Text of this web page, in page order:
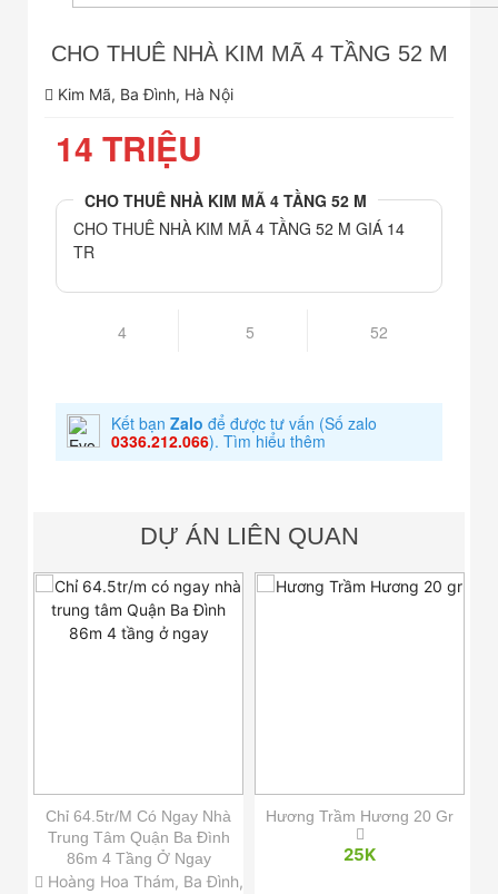
CHO THUÊ NHÀ KIM MÃ 4 TẦNG 52 M
Kim Mã, Ba Đình, Hà Nội
14 TRIỆU
CHO THUÊ NHÀ KIM MÃ 4 TẦNG 52 M
CHO THUÊ NHÀ KIM MÃ 4 TẦNG 52 M GIÁ 14
TR
4 5 52
Kết bạn Zalo để được tư vấn (Số zalo
0336.212.066). Tìm hiểu thêm
DỰ ÁN LIÊN QUAN
Chỉ 64.5tr/m Có Ngay Nhà
Trung Tâm Quận Ba Đình
86m 4 Tầng Ở Ngay
Hoàng Hoa Thám, Ba Đình,
Hương Trầm Hương 20 Gr
25K